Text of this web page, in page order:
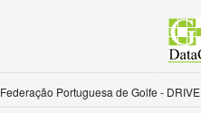
Federação Portuguesa de Golfe - DRIVE